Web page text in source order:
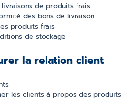
de produits frais
des bons de livraison
produits frais
de stockage
la relation client
les clients à propos des produits